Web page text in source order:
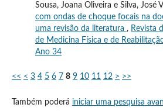
Sousa, Joana Oliveira e Silva, José
com ondas de choque focais na
uma revisão da literatura , Revista
de Medicina Física e de
Ano 34
<< < 3 4 5 6 7 8 9 10 11 12 > >>
Também poderá iniciar uma pesquisa